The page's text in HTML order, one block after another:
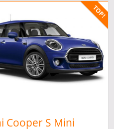
Kleinwagens heraus.
wie kompakt. Erst nach
Group kaufte die Rechte
Innovationen von BMW
des Kult-Autos auf dem
Modell aussuchen, dass
Cooper S Mini